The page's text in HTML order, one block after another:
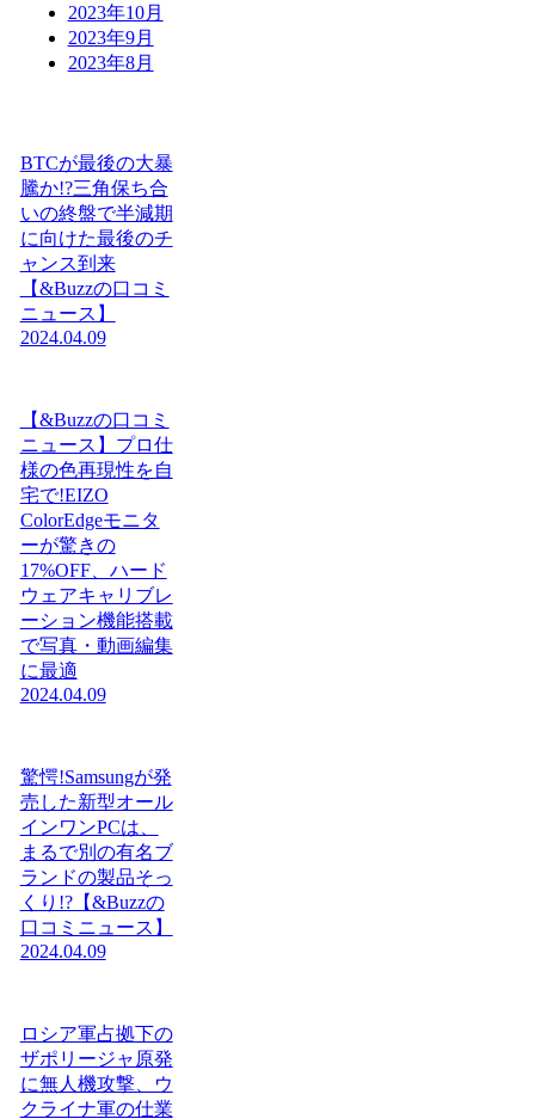
2023年10月
2023年9月
2023年8月
BTCが最後の大暴
騰か!?三角保ち合
いの終盤で半減期
に向けた最後のチ
ャンス到来
【&Buzzの口コミ
ニュース】
2024.04.09
【&Buzzの口コミ
ニュース】プロ仕
様の色再現性を自
宅で!EIZO
ColorEdgeモニタ
ーが驚きの
17%OFF、ハード
ウェアキャリブレ
ーション機能搭載
で写真・動画編集
に最適
2024.04.09
驚愕!Samsungが発
売した新型オール
インワンPCは、
まるで別の有名ブ
ランドの製品そっ
くり!?【&Buzzの
口コミニュース】
2024.04.09
ロシア軍占拠下の
ザポリージャ原発
に無人機攻撃、ウ
クライナ軍の仕業